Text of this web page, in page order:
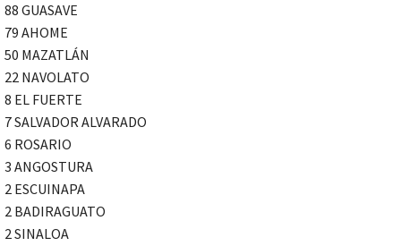
88 GUASAVE
79 AHOME
50 MAZATLÁN
22 NAVOLATO
8 EL FUERTE
7 SALVADOR ALVARADO
6 ROSARIO
3 ANGOSTURA
2 ESCUINAPA
2 BADIRAGUATO
2 SINALOA